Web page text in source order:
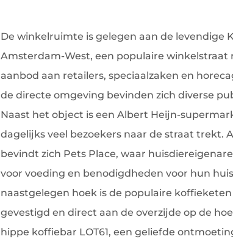
De winkelruimte is gelegen aan de levendige
Amsterdam-West, een populaire winkelstraat
aanbod aan retailers, speciaalzaken en
de directe omgeving bevinden zich diverse
Naast het object is een Albert Heijn-
dagelijks veel bezoekers naar de straat trekt.
bevindt zich Pets Place, waar
voor voeding en benodigdheden voor hun
naastgelegen hoek is de populaire
gevestigd en direct aan de overzijde op de
hippe koffiebar LOT61, een geliefde